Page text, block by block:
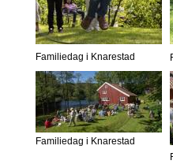
Familiedag i Knarestad
Familiedag i Knarestad